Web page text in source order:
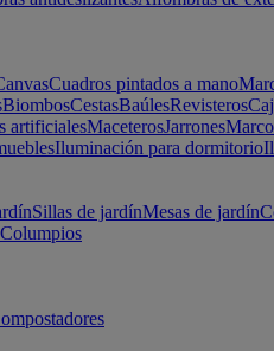
Cuadros pintados a mano
BiombosCestasBaúlesRevisteros
artificialesMaceterosJarrones
Iluminación para dormitorio
Sillas de jardínMesas de jardín
Columpios